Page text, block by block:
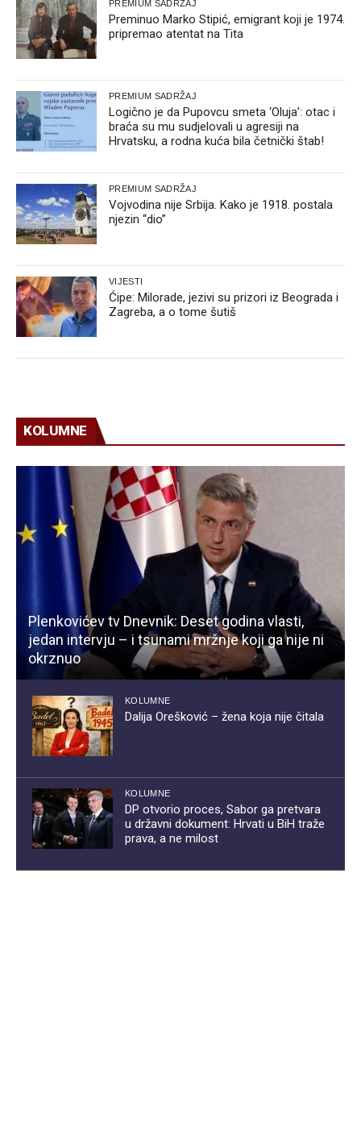
PREMIUM SADRŽAJ
Preminuo Marko Stipić, emigrant koji je 1974.
pripremao atentat na Tita
PREMIUM SADRŽAJ
Logično je da Pupovcu smeta ‘Oluja’: otac i
braća su mu sudjelovali u agresiji na
Hrvatsku, a rodna kuća bila četnički štab!
PREMIUM SADRŽAJ
Vojvodina nije Srbija. Kako je 1918. postala
njezin “dio”
VIJESTI
Ćipe: Milorade, jezivi su prizori iz Beograda i
Zagreba, a o tome šutiš
KOLUMNE
Plenkovićev tv Dnevnik: Deset godina vlasti,
jedan intervju – i tsunami mržnje koji ga nije ni
okrznuo
KOLUMNE
Dalija Orešković – žena koja nije čitala
KOLUMNE
DP otvorio proces, Sabor ga pretvara
u državni dokument: Hrvati u BiH traže
prava, a ne milost